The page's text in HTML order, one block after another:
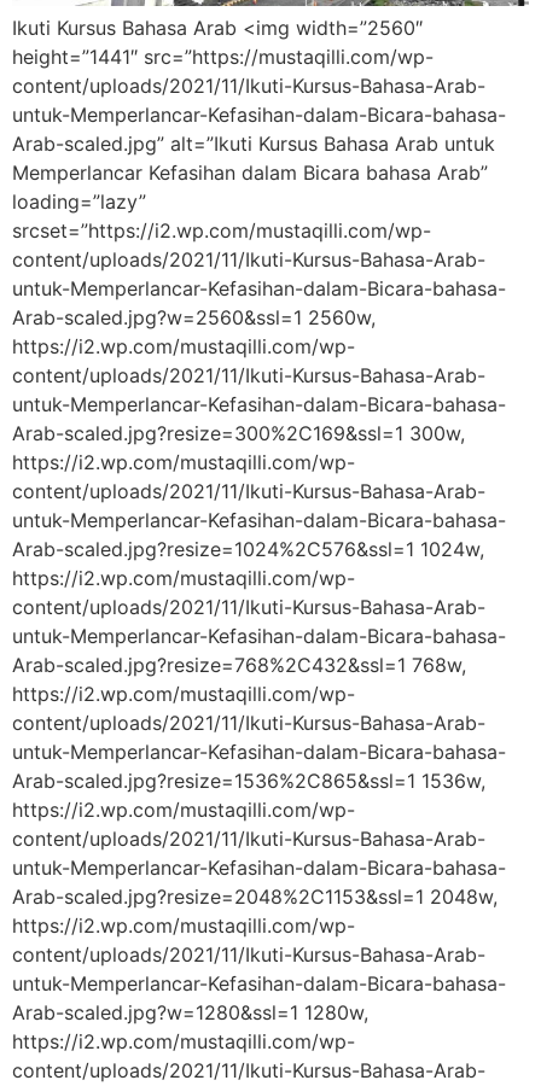
Ikuti Kursus Bahasa Arab <img width=”2560″
height=”1441″ src=”https://mustaqilli.com/wp-
content/uploads/2021/11/Ikuti-Kursus-Bahasa-Arab-
untuk-Memperlancar-Kefasihan-dalam-Bicara-bahasa-
Arab-scaled.jpg” alt=”Ikuti Kursus Bahasa Arab untuk
Memperlancar Kefasihan dalam Bicara bahasa Arab”
loading=”lazy”
srcset=”https://i2.wp.com/mustaqilli.com/wp-
content/uploads/2021/11/Ikuti-Kursus-Bahasa-Arab-
untuk-Memperlancar-Kefasihan-dalam-Bicara-bahasa-
Arab-scaled.jpg?w=2560&ssl=1 2560w,
https://i2.wp.com/mustaqilli.com/wp-
content/uploads/2021/11/Ikuti-Kursus-Bahasa-Arab-
untuk-Memperlancar-Kefasihan-dalam-Bicara-bahasa-
Arab-scaled.jpg?resize=300%2C169&ssl=1 300w,
https://i2.wp.com/mustaqilli.com/wp-
content/uploads/2021/11/Ikuti-Kursus-Bahasa-Arab-
untuk-Memperlancar-Kefasihan-dalam-Bicara-bahasa-
Arab-scaled.jpg?resize=1024%2C576&ssl=1 1024w,
https://i2.wp.com/mustaqilli.com/wp-
content/uploads/2021/11/Ikuti-Kursus-Bahasa-Arab-
untuk-Memperlancar-Kefasihan-dalam-Bicara-bahasa-
Arab-scaled.jpg?resize=768%2C432&ssl=1 768w,
https://i2.wp.com/mustaqilli.com/wp-
content/uploads/2021/11/Ikuti-Kursus-Bahasa-Arab-
untuk-Memperlancar-Kefasihan-dalam-Bicara-bahasa-
Arab-scaled.jpg?resize=1536%2C865&ssl=1 1536w,
https://i2.wp.com/mustaqilli.com/wp-
content/uploads/2021/11/Ikuti-Kursus-Bahasa-Arab-
untuk-Memperlancar-Kefasihan-dalam-Bicara-bahasa-
Arab-scaled.jpg?resize=2048%2C1153&ssl=1 2048w,
https://i2.wp.com/mustaqilli.com/wp-
content/uploads/2021/11/Ikuti-Kursus-Bahasa-Arab-
untuk-Memperlancar-Kefasihan-dalam-Bicara-bahasa-
Arab-scaled.jpg?w=1280&ssl=1 1280w,
https://i2.wp.com/mustaqilli.com/wp-
content/uploads/2021/11/Ikuti-Kursus-Bahasa-Arab-